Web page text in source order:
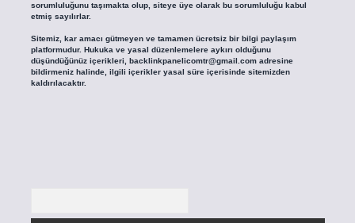
sorumluluğunu taşımakta olup, siteye üye olarak bu sorumluluğu kabul
etmiş sayılırlar.
Sitemiz, kar amacı gütmeyen ve tamamen ücretsiz bir bilgi paylaşım
platformudur. Hukuka ve yasal düzenlemelere aykırı olduğunu
düşündüğünüz içerikleri, backlinkpanelicomtr@gmail.comadresine
bildirmeniz halinde, ilgili içerikler yasal süre içerisinde sitemizden
kaldırılacaktır.